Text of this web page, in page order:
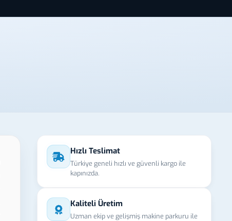
Hızlı Teslimat
Türkiye geneli hızlı ve güvenli kargo ile
kapınızda.
Kaliteli Üretim
Uzman ekip ve gelişmiş makine parkuru ile